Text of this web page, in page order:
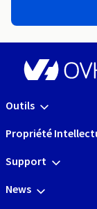
Outils
Propriété
Support
News